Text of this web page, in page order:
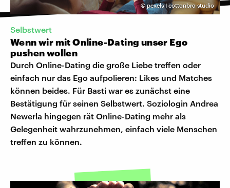
© pexels I cottonbro studio
Selbstwert
Wenn wir mit Online-Dating unser Ego
pushen wollen
Durch Online-Dating die große Liebe treffen oder
einfach nur das Ego aufpolieren: Likes und Matches
können beides. Für Basti war es zunächst eine
Bestätigung für seinen Selbstwert. Soziologin Andrea
Newerla hingegen rät Online-Dating mehr als
Gelegenheit wahrzunehmen, einfach viele Menschen
treffen zu können.